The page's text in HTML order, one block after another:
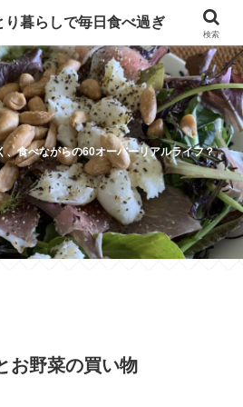
、食べながらの60オーバーリアルライフ？
お野菜の買い物
暮らしで毎日食べ過ぎ
検索